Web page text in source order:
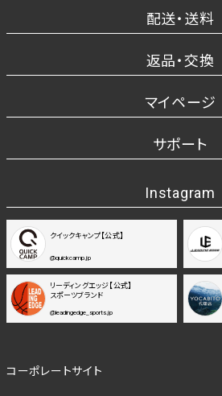
配送・送料
返品・交換
マイページ
サポート
Instagram
クイックキャンプ【公式】
@quickcamp.jp
リーディングエッジ【公式】
スポーツブランド
@leadingedge_sports.jp
コーポレートサイト